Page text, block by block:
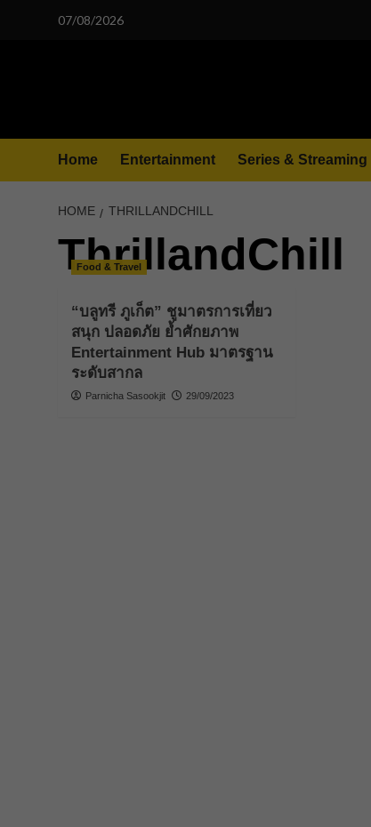
07/08/2026
Home Entertainment Series & Streaming
HOME THRILLANDCHILL
ThrillandChill
Food & Travel
“บลูทรี ภูเก็ต” ชูมาตรการเที่ยว
สนุก ปลอดภัย ย้ำศักยภาพ
Entertainment Hub มาตรฐาน
ระดับสากล
Parnicha Sasookjit 29/09/2023